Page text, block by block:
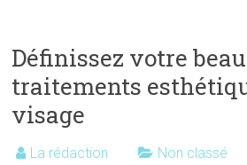
Définissez votre
traitements
visage
La rédaction Non classé